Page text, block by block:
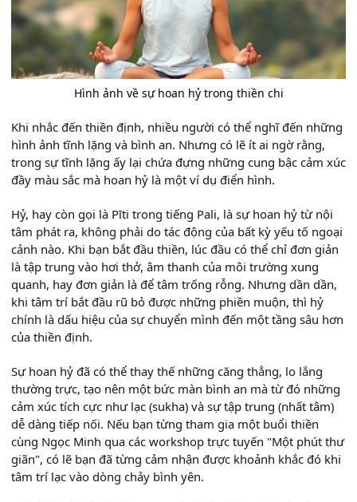
Hình ảnh về sự hoan hỷ trong thiền chi
Khi nhắc đến thiền định, nhiều người có thể nghĩ đến những
hình ảnh tĩnh lặng và bình an. Nhưng có lẽ ít ai ngờ rằng,
trong sự tĩnh lặng ấy lại chứa đựng những cung bậc cảm xúc
đầy màu sắc mà hoan hỷ là một ví dụ điển hình.
Hỷ, hay còn gọi là Pīti trong tiếng Pali, là sự hoan hỷ từ nội
tâm phát ra, không phải do tác động của bất kỳ yếu tố ngoại
cảnh nào. Khi bạn bắt đầu thiền, lúc đầu có thể chỉ đơn giản
là tập trung vào hơi thở, âm thanh của môi trường xung
quanh, hay đơn giản là để tâm trống rỗng. Nhưng dần dần,
khi tâm trí bắt đầu rũ bỏ được những phiền muộn, thì hỷ
chính là dấu hiệu của sự chuyển mình đến một tầng sâu hơn
của thiền định.
Sự hoan hỷ đã có thể thay thế những căng thẳng, lo lắng
thường trực, tạo nên một bức màn bình an mà từ đó những
cảm xúc tích cực như lạc (sukha) và sự tập trung (nhất tâm)
dễ dàng tiếp nối. Nếu bạn từng tham gia một buổi thiền
cùng Ngọc Minh qua các workshop trực tuyến "Một phút thư
giãn", có lẽ bạn đã từng cảm nhận được khoảnh khắc đó khi
tâm trí lạc vào dòng chảy bình yên.